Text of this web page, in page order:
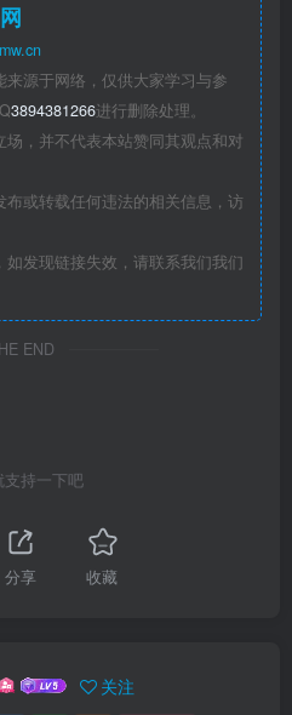
源于网络，仅供大家学习与参
3894381266进行删除处理。
，并不代表本站赞同其观点和对
或转载任何违法的相关信息，访
发现链接失效，请联系我们我们
END
支持一下吧
分享 收藏
关注